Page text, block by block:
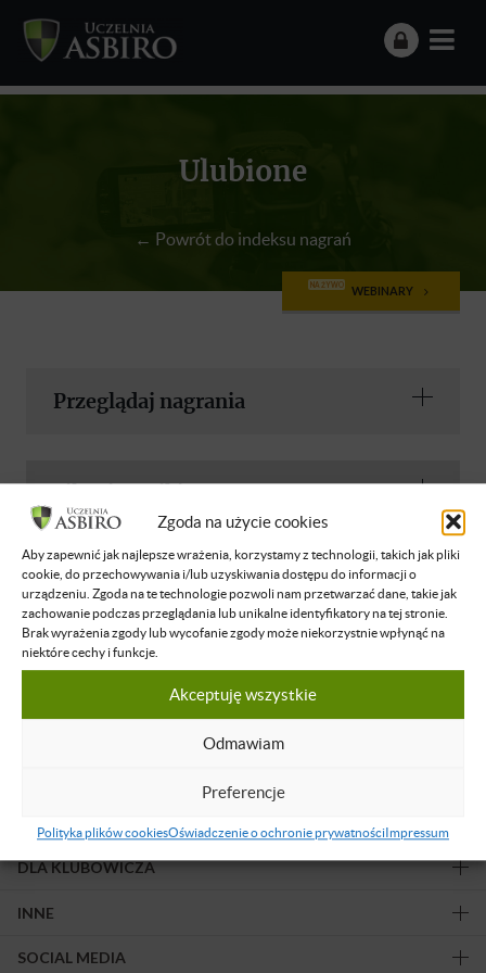
Zgoda na użycie cookies
Aby zapewnić jak najlepsze wrażenia, korzystamy z technologii, takich jak pliki
cookie, do przechowywania i/lub uzyskiwania dostępu do informacji o
urządzeniu. Zgoda na te technologie pozwoli nam przetwarzać dane, takie jak
zachowanie podczas przeglądania lub unikalne identyfikatory na tej stronie.
Brak wyrażenia zgody lub wycofanie zgody może niekorzystnie wpłynąć na
niektóre cechy i funkcje.
Akceptuję wszystkie
Odmawiam
Preferencje
Polityka plików cookiesOświadczenie o ochronie prywatnościImpressum
Ulubione
← Powrót do indeksu nagrań
NA ŻYWO WEBINARY
Przeglądaj nagrania
Żadne nagranie nie spełnia podanych kryteriów.
Obserwuj nas!
DLA KLUBOWICZA
INNE
SOCIAL MEDIA